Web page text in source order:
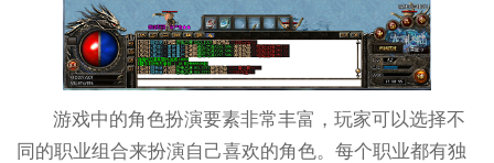
游戏中的角色扮演要素非常丰富，玩家可以选择不
同的职业组合来扮演自己喜欢的角色。每个职业都有独